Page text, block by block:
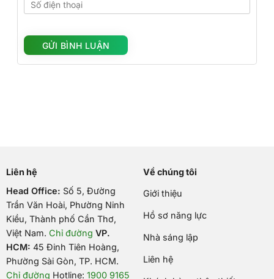
Liên hệ
Head Office: Số 5, Đường
Trần Văn Hoài, Phường Ninh
Kiều, Thành phố Cần Thơ,
Việt Nam. Chỉ đường VP.
HCM: 45 Đinh Tiên Hoàng,
Phường Sài Gòn, TP. HCM.
Chỉ đường Hotline: 1900 9165
Về chúng tôi
Giới thiệu
Hồ sơ năng lực
Nhà sáng lập
Liên hệ